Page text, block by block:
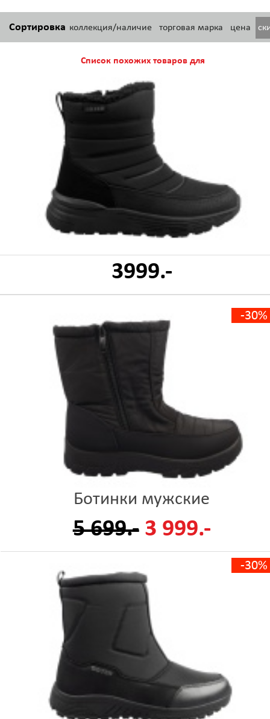
Сортировка коллекция/наличие торговая марка цена
Список похожих товаров для
3999.-
-30%
Ботинки мужские
5 699.- 3 999.-
-30%